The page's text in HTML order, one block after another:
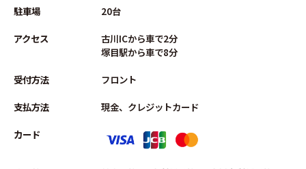
駐車場
20台
アクセス
古川ICから車で2分
塚目駅から車で8分
受付方法
フロント
支払方法
現金、クレジットカード
カード